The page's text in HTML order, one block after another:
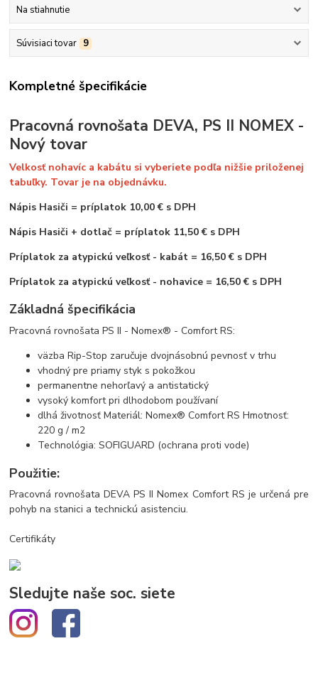
Na stiahnutie
Súvisiaci tovar 9
Kompletné špecifikácie
Pracovná rovnošata DEVA, PS II NOMEX -
Nový tovar
Velkosť nohavíc a kabátu si vyberiete podľa nižšie priloženej
tabuľky. Tovar je na objednávku.
Nápis Hasiči = príplatok 10,00 € s DPH
Nápis Hasiči + dotlač = príplatok 11,50 € s DPH
Príplatok za atypickú veľkosť - kabát = 16,50 € s DPH
Príplatok za atypickú veľkosť - nohavice = 16,50 € s DPH
Základná špecifikácia
Pracovná rovnošata PS II - Nomex® - Comfort RS:
väzba Rip-Stop zaručuje dvojnásobnú pevnosť v trhu
vhodný pre priamy styk s pokožkou
permanentne nehorľavý a antistatický
vysoký komfort pri dlhodobom používaní
dlhá životnosť Materiál: Nomex® Comfort RS Hmotnosť:
220 g / m2
Technológia: SOFIGUARD (ochrana proti vode)
Použitie:
Pracovná rovnošata DEVA PS II Nomex Comfort RS je určená pre
pohyb na stanici a technickú asistenciu.
Certifikáty
Sledujte naše soc. siete